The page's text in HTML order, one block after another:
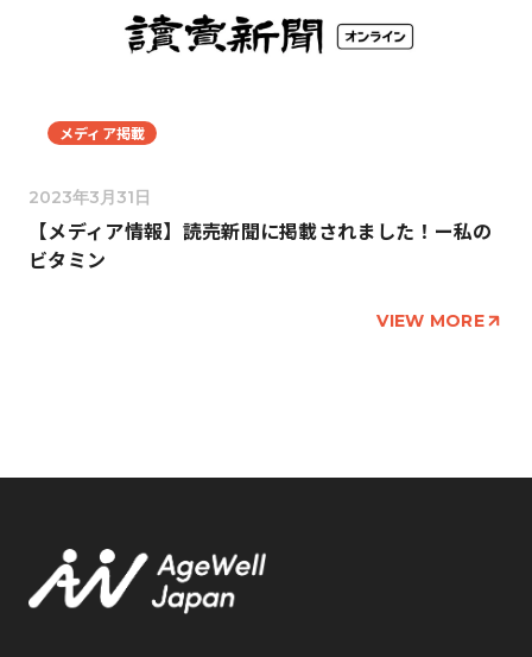
メディア掲載
2023年3月31日
【メディア情報】読売新聞に掲載されました！ー私の
ビタミン
VIEW MORE